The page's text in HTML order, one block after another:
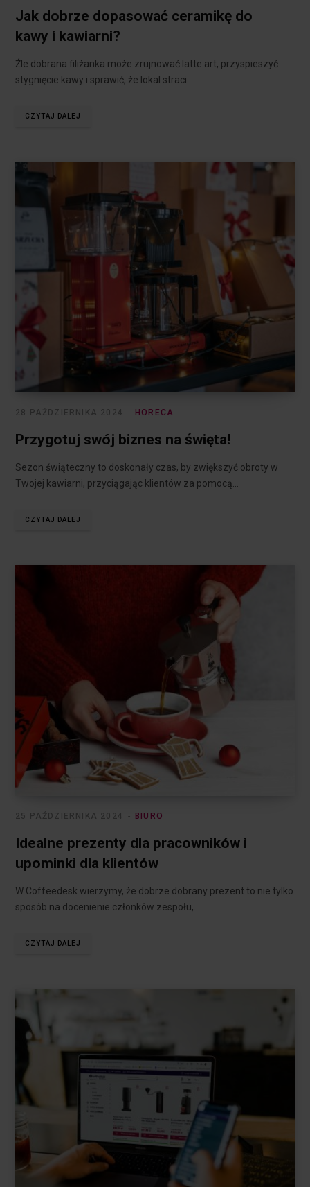
Jak dobrze dopasować ceramikę do
kawy i kawiarni?
Źle dobrana filiżanka może zrujnować latte art, przyspieszyć
stygnięcie kawy i sprawić, że lokal straci…
CZYTAJ DALEJ
HORECA
28 PAŹDZIERNIKA 2024
Przygotuj swój biznes na święta!
Sezon świąteczny to doskonały czas, by zwiększyć obroty w
Twojej kawiarni, przyciągając klientów za pomocą…
CZYTAJ DALEJ
BIURO
25 PAŹDZIERNIKA 2024
Idealne prezenty dla pracowników i
upominki dla klientów
W Coffeedesk wierzymy, że dobrze dobrany prezent to nie tylko
sposób na docenienie członków zespołu,…
CZYTAJ DALEJ